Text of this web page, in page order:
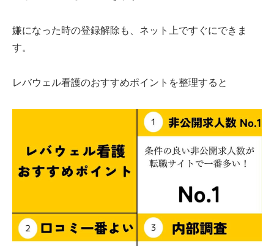
嫌になった時の登録解除も、ネット上ですぐにできま
す。
レバウェル看護のおすすめポイントを整理すると